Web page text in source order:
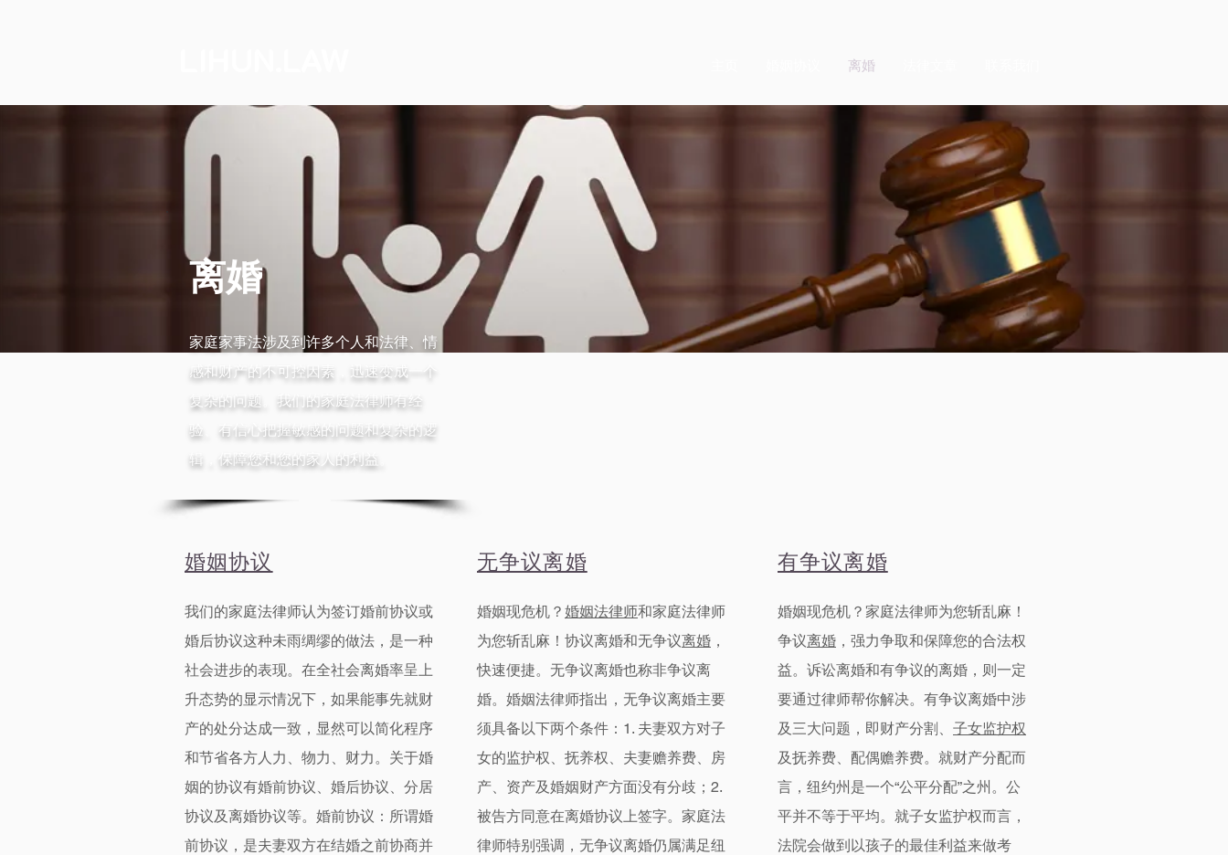
离婚
离婚
家庭家事法涉及到许多个人和法律、情
感和财产的不可控因素，迅速变成一个
复杂的问题。我们的家庭法律师有经
验、有信心把握敏感的问题和复杂的逻
辑，保障您和您的家人的利益。
婚姻协议
我们的家庭法律师认为签订婚前协议或
婚后协议这种未雨绸缪的做法，是一种
社会进步的表现。在全社会离婚率呈上
升态势的显示情况下，如果能事先就财
产的处分达成一致，显然可以简化程序
和节省各方人力、物力、财力。关于婚
姻的协议有婚前协议、 婚后协议、分居
协议及离婚协议等。 婚前协议 ：所谓婚
前协议，是夫妻双方在结婚之前协商并
无争议离婚
婚姻现危机？ 婚姻法律师和家庭法律师
为您斩乱麻！ 协议离婚和无争议离婚 ，
快速便捷。​ 无争议离婚也称非争议离
婚。婚姻法律师指出，无争议离婚主要
须具备以下两个条件：1. 夫妻双方对子
女的监护权、抚养权、夫妻赡养费、房
产、资产及婚姻财产方面没有分歧；2.
被告方同意在离婚协议上签字。 家庭法
律师特别强调，无争议离婚仍属满足纽
有争议离婚
婚姻现危机？ 家庭法律师为您斩乱麻！
争议离婚 ，强力争取和保障您的合法权
益。 诉讼离婚和有争议的离婚，则一定
要通过律师帮你解决。有争议离婚中涉
及三大问题，即财产分割、 子女监护权
及抚养费、配偶赡养费。就财产分配而
言，纽约州是一个“公平分配”之州。公
平并不等于平均。就子女监护权而言，
法院会做到以孩子的最佳利益来做考